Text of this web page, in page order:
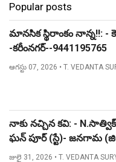
Popular posts
మానసిక స్థిరాంకం నాన్న!!:
-కరీంనగర్--9441195765
ఆగస్టు 07, 2026 • T. VEDANTA
నాకు నచ్చిన కవి: -
ఘన్ పూర్ (స్టే)- జనగామ
జులై 31, 2026 • T. VEDANTA